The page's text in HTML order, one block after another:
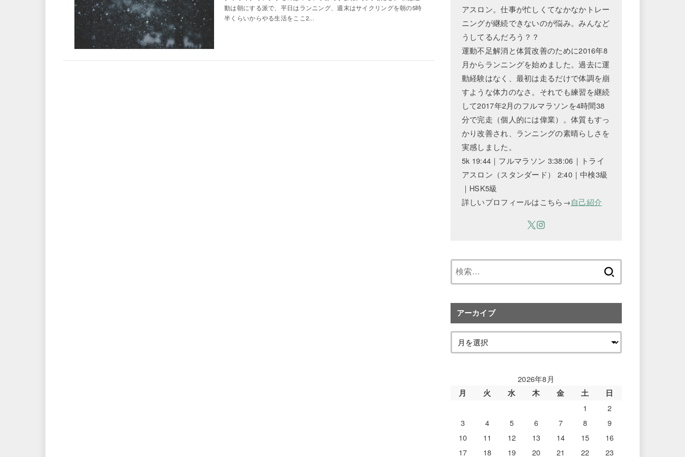
動は朝にする派で、平日はランニング、週末はサイクリングを朝の5時
半くらいからやる生活をここ2...
アスロン。仕事が忙しくてなかなかトレー
ニングが継続できないのが悩み。みんなど
うしてるんだろう？？
運動不足解消と体質改善のために2016年8
月からランニングを始めました。過去に運
動経験はなく、最初は走るだけで体調を崩
すような体力のなさ。それでも練習を継続
して2017年2月のフルマラソンを4時間38
分で完走（個人的には偉業）。体質もすっ
かり改善され、ランニングの素晴らしさを
実感しました。
5k 19:44｜フルマラソン 3:38:06｜トライ
アスロン（スタンダード） 2:40｜中検3級
｜HSK5級
詳しいプロフィールはこちら→自己紹介
アーカイブ
2026年8月
月 火 水 木 金 土 日
1
2
3
4 5 6 7 8
9
10
11 12 13 14 15
16
17
18 19 20 21 22
23